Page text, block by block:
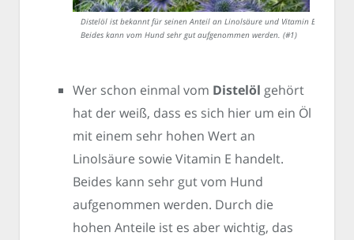
Distelöl ist bekannt für seinen Anteil an Linolsäure und Vitamin E.
Beides kann vom Hund sehr gut aufgenommen werden. (#1)
Wer schon einmal vom Distelöl gehört
hat der weiß, dass es sich hier um ein Öl
mit einem sehr hohen Wert an
Linolsäure sowie Vitamin E handelt.
Beides kann sehr gut vom Hund
aufgenommen werden. Durch die
hohen Anteile ist es aber wichtig, das